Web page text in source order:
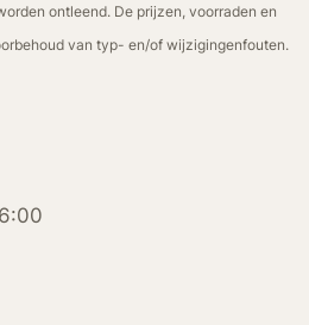
ontleend. De prijzen, voorraden en
van typ- en/of wijzigingenfouten.